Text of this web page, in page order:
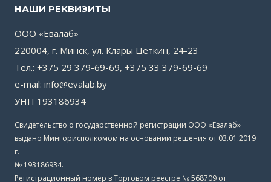
НАШИ РЕКВИЗИТЫ
ООО «Евалаб»
220004, г. Минск, ул. Клары Цеткин, 24-23
Тел.: +375 29 379-69-69, +375 33 379-69-69
e-mail: info@evalab.by
УНП 193186934
Свидетельство о государственной регистрации ООО «Евалаб»
выдано Мингорисполкомом на основании решения от 03.01.2019
г.
№ 193186934.
Регистрационный номер в Торговом реестре № 568709 от